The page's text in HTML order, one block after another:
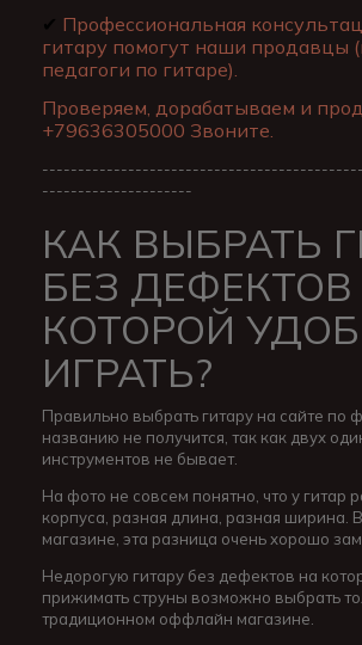
✔ Профессиональная
гитару помогут наши продавцы
педагоги по гитаре).
Проверяем, дорабатываем и
+79636305000 Звоните.
---------------------
КАК ВЫБРАТЬ
БЕЗ
КОТОРОЙ
ИГРАТЬ?
Правильно выбрать гитару на сайте по
названию не получится, так как двух
инструментов не бывает.
На фото не совсем понятно, что у гитар
корпуса, разная длина, разная ширина.
магазине, эта разница очень хорошо
Недорогую гитару без дефектов на
прижимать струны возможно выбрать
традиционном оффлайн магазине.